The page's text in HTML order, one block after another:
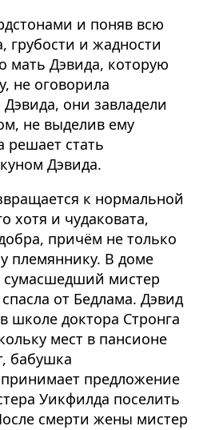
и поняв всю
грубости и жадности
мать Дэвида, которую
не оговорила
они завладели
не выделив ему
решает стать
Дэвида.
к нормальной
хотя и чудаковата,
причём не только
племяннику. В доме
сумасшедший мистер
от Бедлама. Дэвид
школе доктора Стронга
мест в пансионе
бабушка
предложение
Уикфилда поселить
смерти жены мистер